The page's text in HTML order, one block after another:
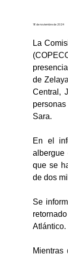
18 de noviembre de 2024
La
de
Central,
Sara.
En el
que se
de dos
Se
Atlántico.
Mientras